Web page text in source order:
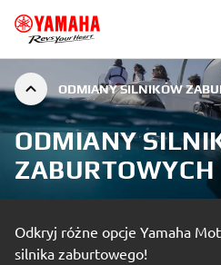
ODMIANY SILNIKÓW
ODMIANY
ZABURTOWYCH
Odkryj różne opcje Yamaha
silnika zaburtowego!